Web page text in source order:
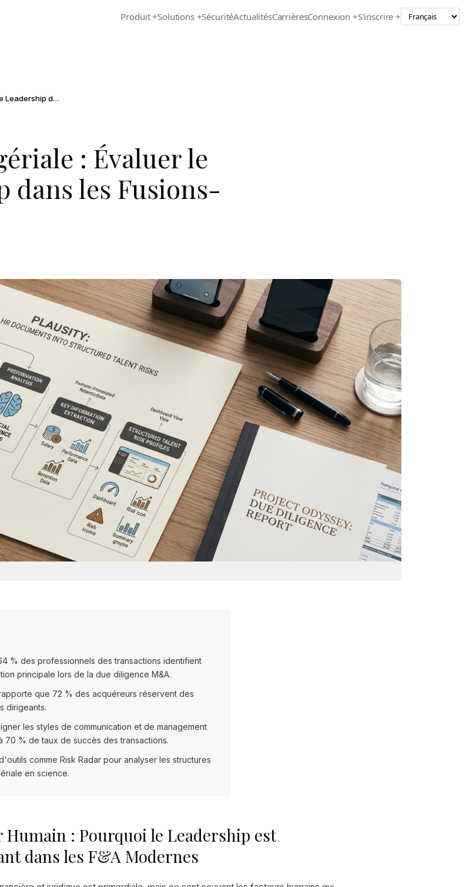
Produit+Solutions+SécuritéActualitésCarrièresConnexion +S'inscrire +
Due Diligence Managériale : Évaluer le Risque de Leadership dans les Fusions-Acquisitions
: Évaluer le
dans les Fusions-
% des professionnels des transactions identifient
principale lors de la due diligence M&A.
que 72 % des acquéreurs réservent des
dirigeants.
les styles de communication et de management
% de taux de succès des transactions.
comme Risk Radar pour analyser les structures
en science.
Humain : Pourquoi le Leadership est
dans les F&A Modernes